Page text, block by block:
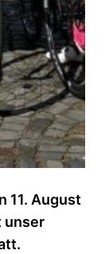
11. August
unser